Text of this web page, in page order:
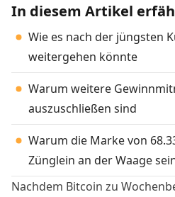
In diesem Artikel
Wie es nach der jüngsten
weitergehen könnte
Warum weitere
auszuschließen sind
Warum die Marke von
Zünglein an der Waage
Nachdem Bitcoin zu